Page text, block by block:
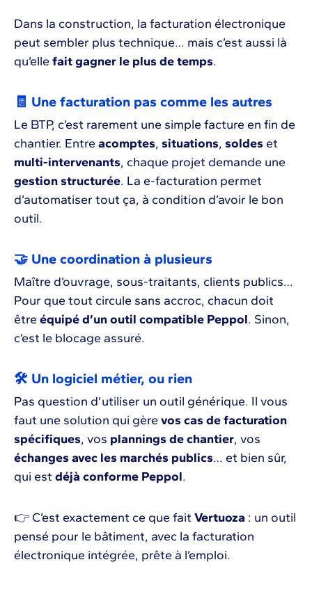
Dans la construction, la facturation électronique
peut sembler plus technique… mais c’est aussi là
qu’elle fait gagner le plus de temps.
🧾 Une facturation pas comme les autres
Le BTP, c’est rarement une simple facture en fin de
chantier. Entre acomptes, situations, soldes et
multi-intervenants, chaque projet demande une
gestion structurée. La e-facturation permet
d’automatiser tout ça, à condition d’avoir le bon
outil.
🤝 Une coordination à plusieurs
Maître d’ouvrage, sous-traitants, clients publics…
Pour que tout circule sans accroc, chacun doit
être équipé d’un outil compatible Peppol. Sinon,
c’est le blocage assuré.
🛠️ Un logiciel métier, ou rien
Pas question d’utiliser un outil générique. Il vous
faut une solution qui gère vos cas de facturation
spécifiques, vos plannings de chantier, vos
échanges avec les marchés publics… et bien sûr,
qui est déjà conforme Peppol.
👉 C’est exactement ce que fait Vertuoza : un outil
pensé pour le bâtiment, avec la facturation
électronique intégrée, prête à l’emploi.